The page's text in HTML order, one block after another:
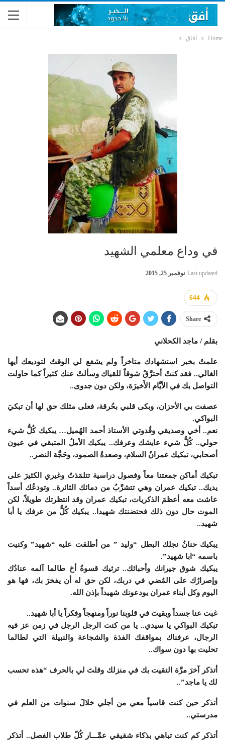
Home آفاق
في وداع معلمي الشهيد
Last updated نوفمبر 25, 2015
644
Share
بقلم / ماجد الكحلاني
علمتُ بخبر استشهادك متاخراً ولم يشفع لي الوقتُ لتوديعك أيها
الغالي.. فقد كنتُ أحترَّقُ شوقاً للقياك وسألتُ عنك كثيراً كما حاولت
التواصل بك في الأيَّام الأَخيرَة، ولكن دون جدوى..
عصفت بي الأحزان، وبكى قلبي بحُرقة، فعلى مثلك حق لها أن تبكيَ
البواكي.
نعم.. أخي وصديقي وقُدوتي الأستاذ أحمد الهُميل… يبكيك كُلُّ شيء
حولي.. كُلُّ شيء عايشك وعرفك.. يبكيك الأملُ المتبقي في عيون
أصحابي، تبكيك عمرانُ السلام، وصعدةُ الصمود، وحَجَّة النصر..
تبكيك أماكن جمعتنا معاً وفصول دراسية تتلمَذتُ وغيري الكثيرَ على
يديك.. تبكيك عمران وهي تتشرَّبُ من دمائك الثائرة.. وتودعُك أسداً
عاشت معه أعظمَ الذكريات، تبكيك عمران وقد انتظرتك طويلاً، لكن
الموت حال دون ذلك فحتضنتك شهيدا.. يبكيك كُلُّ من عرفك يا أبا
شهيد..
يبكيك حنانُ نجلك البطل “وليد ” من أطلقت عليه “شهيد” وكنيت
باسمه “ابا شهيد”.
يبكيك شوق جيرانك وأحبائك.. ترثيك قسوةُ أخ طالما آلمه عنادُك
وإصرارُك على المُضي في دربك، لكن حق له أن يفخرَ بك، فها هو
اليوم وكل أبناء عمران يودعونك شهيداً بإذن الله.
غبت عنا جسداً وبقيتَ في قلوبنا نوراً ومنهجاً وفكراً يا أبا شهيد..
تبكيك البواكي يا سيدي.. يا من كنت الرجل الرجل في زمن عز فيه
الرجال، عرفناك بمواقفك الفذة والشجاعة والنبيلة التي لطالما
تحليت بها دون سواك..
أتذكر آخرَ مرَّة التقيت بك في منزلك وقلتَ لي بالحرف “هذه تحسب
لك يا ماجد”..
أتذكر حين كنت قاسياً معي من أجلي خلالَ سنوات من العلم في
مدرستي..
أتذكر كم كنت تباهي بذكاء شقيقي عمَّـــار كُلّ طلاب الفصل.. أتذكر